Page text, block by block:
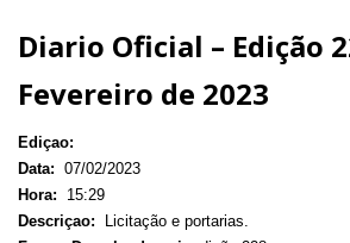
Diario Oficial – Edição
Fevereiro de 2023
Ediçao:
Data: 07/02/2023
Hora:
15:29
Descriçao:
Licitação e portarias.